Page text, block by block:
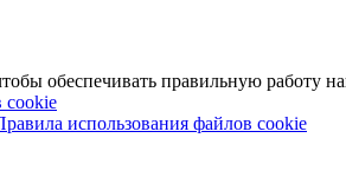
обеспечивать правильную работу
cookie
использования файлов cookie